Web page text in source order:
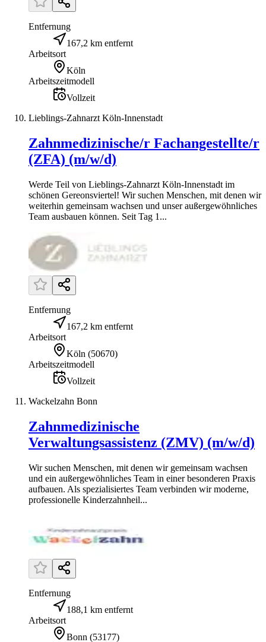
Entfernung
167,2 km entfernt
Arbeitsort
Köln
Arbeitszeitmodell
Vollzeit
Lieblings-Zahnarzt Köln-Innenstadt
Zahnmedizinische/r Fachangestellte/r
(ZFA) (m/w/d)
Werde Teil von Lieblings-Zahnarzt Köln-Innenstadt im
schönen Gereonsviertel! Wir suchen Menschen, mit denen wir
weiterhin gemeinsam wachsen und unser außergewöhnliches
Team ausbauen können. Seit Tag 1...
Entfernung
167,2 km entfernt
Arbeitsort
Köln (50670)
Arbeitszeitmodell
Vollzeit
Wackelzahn Bonn
Zahnmedizinische
Verwaltungsassistenz (ZMV) (m/w/d)
Wir suchen Menschen, mit denen wir gemeinsam wachsen
und ein außergewöhnliches Team in einer besonderen Praxis
aufbauen. Als spezialisiertes Team verbinden wir moderne,
professionelle Kinderzahnheil...
Entfernung
188,1 km entfernt
Arbeitsort
Bonn (53177)